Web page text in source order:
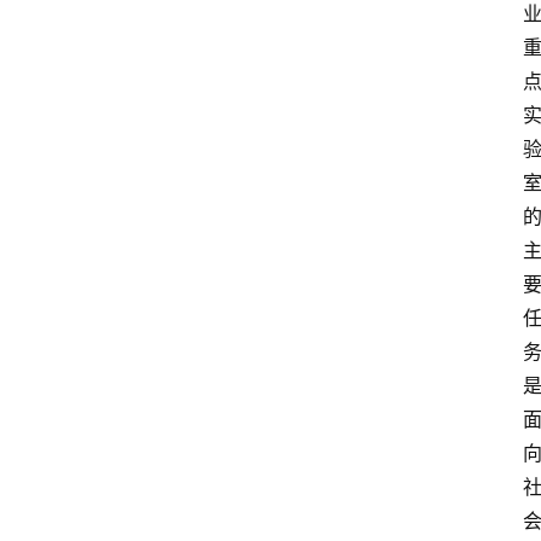
业
重
点
实
验
室
的
主
要
任
务
是
面
向
社
会